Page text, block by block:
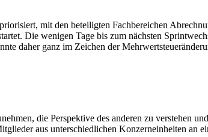
mit den beteiligten Fachbereichen
Die wenigen Tage bis zum nächsten
daher ganz im Zeichen der
die Perspektive des anderen zu verstehen
aus unterschiedlichen Konzerneinheiten an